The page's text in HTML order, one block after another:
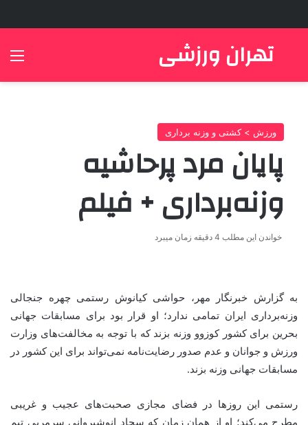
تهران ورزشی
جستجو برای
ورزش > کشتی و وزنه برداری
پایان مرد پرحاشیه
وزنه‌برداری + فیلم
خواندن این مطلب 4 دقیقه زمان میبرد
به گزارش خبرنگار مهر، حواشی کیانوش رستمی چهره جنجالی
وزنه‌برداری ایران تمامی ندارد؛ او قرار بود برای مسابقات جهانی
بحرین برای کشور کوزوو وزنه بزند که با توجه به مخالفت‌های وزارت
ورزش و جوانان و عدم صدور رضایت‌نامه نمی‌تواند برای این کشور در
مسابقات جهانی وزنه بزند.
رستمی این روزها در فضای مجازی صحبت‌های عجیب و غریبی
مطرح می‌کند؛ او از همان زمان که سجاد انوشیروانی سرمربی تیم